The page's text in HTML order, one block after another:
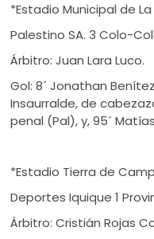
*Estadio Municipal de
Palestino SA. 3 Colo-
Árbitro: Juan Lara Luco.
Gol: 8´ Jonathan
Insaurralde, de
penal (Pal), y, 95´
*Estadio Tierra de
Deportes Iquique 1
Árbitro: Cristián Rojas